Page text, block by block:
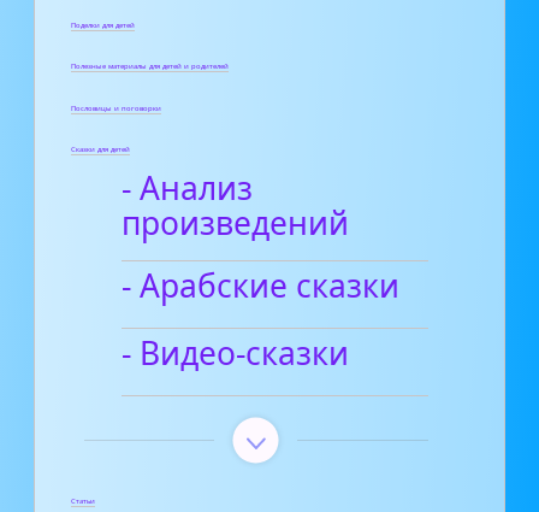
Поделки для детей
Полезные материалы для детей и родителей
Пословицы и поговорки
Сказки для детей
- Анализ
произведений
- Арабские сказки
- Видео-сказки
Статьи